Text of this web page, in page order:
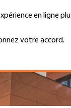
en ligne
votre accord.